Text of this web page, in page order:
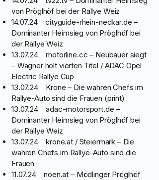
von Pröglhöf bei der Rallye Weiz
14.07.24 cityguide-rhein-neckar.de –
Dominanter Heimsieg von Pröglhöf bei
der Rallye Weiz
13.07.24 motorline.cc – Neubauer siegt
– Wagner holt vierten Titel / ADAC Opel
Electric Rallye Cup
13.07.24 Krone – Die wahren Chefs im
Rallye-Auto sind die Frauen (print)
13.07.24 adac-motorsport.de –
Dominanter Heimsieg von Pröglhöf bei
der Rallye Weiz
13.07.24 krone.at / Steiermark – Die
wahren Chefs im Rallye-Auto sind die
Frauen
11.07.24 noen.at – Mödlinger Pröglhöf